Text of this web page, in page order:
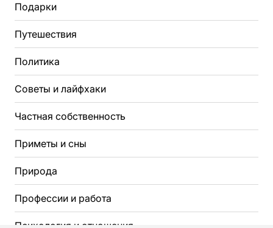
Подарки
Путешествия
Политика
Советы и лайфхаки
Частная собственность
Приметы и сны
Природа
Профессии и работа